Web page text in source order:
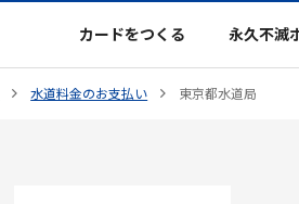
カードをつくる 永久不滅
水道料金のお支払い 東京都水道局